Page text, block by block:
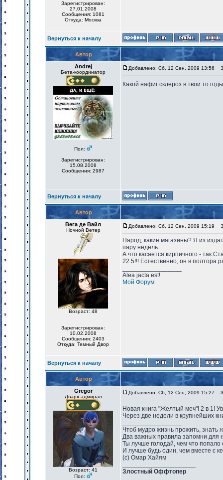
Зарегистрирован:
27.01.2008
Сообщения: 1081
Откуда: Москва
Вернуться к началу
Автор
Andrej
Бета-координатор
Пол:
Зарегистрирован:
15.08.2008
Сообщения: 2987
Добавлено: Сб, 12 Сен, 2009 13:56
Какой нафиг склероз в твои то
Вернуться к началу
Автор
Вега де Вайл
Ночной Ветер
Возраст: 48
Зарегистрирован:
10.02.2008
Сообщения: 2403
Откуда: Темный Двор
Добавлено: Сб, 12 Сен, 2009 15:19
Народ, какие магазины? Я из
пару недель.
А что касается кирпичного - так
22.5!!! Естественно, он в полтора
Alea jacta est!
Мой Форум
Вернуться к началу
Автор
Gregor
Дварх-адмирал
Возраст: 41
Пол:
Добавлено: Сб, 12 Сен, 2009 15:27
Новая книга "Желтый меч"! 2 в 1!
Через две недели в крупнейших
Чтоб мудро жизнь прожить, знать
Два важных правила запомни для
Ты лучше голодай, чем что попало
И лучше будь один, чем вместе с
(с) Омар Хайям
Злостный Оффтопер